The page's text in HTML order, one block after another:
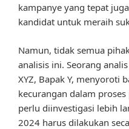
kampanye yang tepat
kandidat untuk meraih
Namun, tidak semua
analisis ini. Seorang
XYZ, Bapak Y, menyoroti
kecurangan dalam
perlu diinvestigasi lebih
2024 harus dilakukan